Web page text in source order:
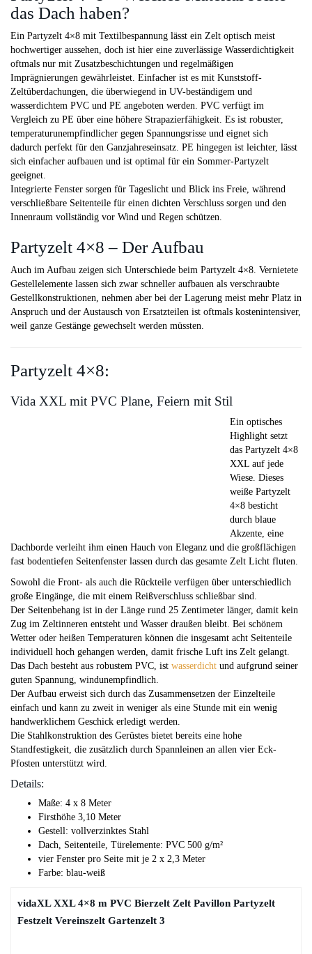
das Dach haben?
Ein Partyzelt 4×8 mit Textilbespannung lässt ein Zelt optisch meist
hochwertiger aussehen, doch ist hier eine zuverlässige Wasserdichtigkeit
oftmals nur mit Zusatzbeschichtungen und regelmäßigen
Imprägnierungen gewährleistet. Einfacher ist es mit Kunststoff-
Zeltüberdachungen, die überwiegend in UV-beständigem und
wasserdichtem PVC und PE angeboten werden. PVC verfügt im
Vergleich zu PE über eine höhere Strapazierfähigkeit. Es ist robuster,
temperaturunempfindlicher gegen Spannungsrisse und eignet sich
dadurch perfekt für den Ganzjahreseinsatz. PE hingegen ist leichter, lässt
sich einfacher aufbauen und ist optimal für ein Sommer-Partyzelt
geeignet.
Integrierte Fenster sorgen für Tageslicht und Blick ins Freie, während
verschließbare Seitenteile für einen dichten Verschluss sorgen und den
Innenraum vollständig vor Wind und Regen schützen.
Partyzelt 4×8 – Der Aufbau
Auch im Aufbau zeigen sich Unterschiede beim Partyzelt 4×8. Vernietete
Gestellelemente lassen sich zwar schneller aufbauen als verschraubte
Gestellkonstruktionen, nehmen aber bei der Lagerung meist mehr Platz in
Anspruch und der Austausch von Ersatzteilen ist oftmals kostenintensiver,
weil ganze Gestänge gewechselt werden müssten.
Partyzelt 4×8:
Vida XXL mit PVC Plane, Feiern mit Stil
Ein optisches
Highlight setzt
das Partyzelt 4×8
XXL auf jede
Wiese. Dieses
weiße Partyzelt
4×8 besticht
durch blaue
Akzente, eine
Dachborde verleiht ihm einen Hauch von Eleganz und die großflächigen
fast bodentiefen Seitenfenster lassen durch das gesamte Zelt Licht fluten.
Sowohl die Front- als auch die Rückteile verfügen über unterschiedlich
große Eingänge, die mit einem Reißverschluss schließbar sind.
Der Seitenbehang ist in der Länge rund 25 Zentimeter länger, damit kein
Zug im Zeltinneren entsteht und Wasser draußen bleibt. Bei schönem
Wetter oder heißen Temperaturen können die insgesamt acht Seitenteile
individuell hoch gehangen werden, damit frische Luft ins Zelt gelangt.
Das Dach besteht aus robustem PVC, ist wasserdicht und aufgrund seiner
guten Spannung, windunempfindlich.
Der Aufbau erweist sich durch das Zusammensetzen der Einzelteile
einfach und kann zu zweit in weniger als eine Stunde mit ein wenig
handwerklichem Geschick erledigt werden.
Die Stahlkonstruktion des Gerüstes bietet bereits eine hohe
Standfestigkeit, die zusätzlich durch Spannleinen an allen vier Eck-
Pfosten unterstützt wird.
Details:
Maße: 4 x 8 Meter
Firsthöhe 3,10 Meter
Gestell: vollverzinktes Stahl
Dach, Seitenteile, Türelemente: PVC 500 g/m²
vier Fenster pro Seite mit je 2 x 2,3 Meter
Farbe: blau-weiß
vidaXL XXL 4×8 m PVC Bierzelt Zelt Pavillon Partyzelt
Festzelt Vereinszelt Gartenzelt 3